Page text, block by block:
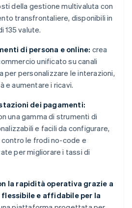
della gestione multivaluta con
transfrontaliere, disponibili in
135 valute.
di persona e online: crea
unificato su canali
per personalizzare le interazioni,
e aumentare i ricavi.
dei pagamenti:
una gamma di strumenti di
e facili da configurare,
le frodi no-code e
per migliorare i tassi di
la rapidità operativa grazie a
e affidabile per la